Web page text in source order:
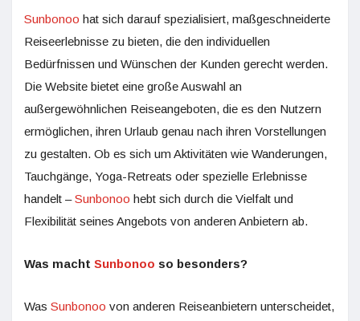
Sunbonoo hat sich darauf spezialisiert, maßgeschneiderte
Reiseerlebnisse zu bieten, die den individuellen
Bedürfnissen und Wünschen der Kunden gerecht werden.
Die Website bietet eine große Auswahl an
außergewöhnlichen Reiseangeboten, die es den Nutzern
ermöglichen, ihren Urlaub genau nach ihren Vorstellungen
zu gestalten. Ob es sich um Aktivitäten wie Wanderungen,
Tauchgänge, Yoga-Retreats oder spezielle Erlebnisse
handelt –Sunbonoo hebt sich durch die Vielfalt und
Flexibilität seines Angebots von anderen Anbietern ab.
Was macht Sunbonoo so besonders?
Was Sunbonoo von anderen Reiseanbietern unterscheidet,